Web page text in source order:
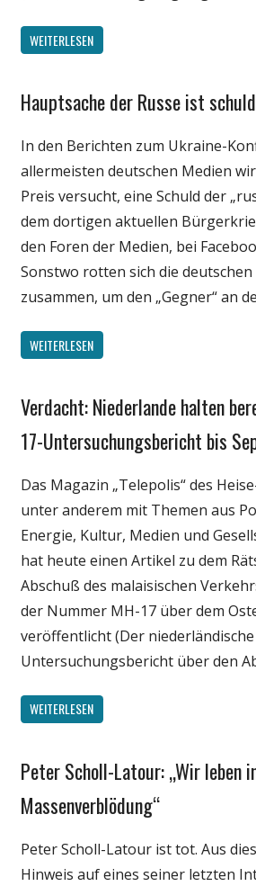
WEITERLESEN
Gesellschaft
Medien
Politik
Hauptsache der Russe ist schuld
In den Berichten zum Ukraine-
allermeisten deutschen Medien
Preis versucht, eine Schuld der
dem dortigen aktuellen
den Foren der Medien, bei
Sonstwo rotten sich die
zusammen, um den „Gegner“ an
WEITERLESEN
Gesellschaft
Technik
Verdacht: Niederlande halten
17-Untersuchungsbericht bis
Das Magazin „Telepolis“ des
unter anderem mit Themen aus
Energie, Kultur, Medien und
hat heute einen Artikel zu dem
Abschuß des malaisischen
der Nummer MH-17 über dem
veröffentlicht (Der niederländische
Untersuchungsbericht über den
WEITERLESEN
Gesellschaft
Politik
Peter Scholl-Latour: „Wir leben
Massenverblödung“
Peter Scholl-Latour ist tot. Aus
Hinweis auf eines seiner letzten